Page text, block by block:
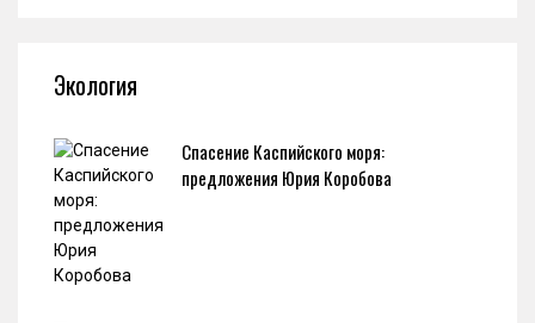
Экология
Спасение Каспийского моря:
предложения Юрия Коробова